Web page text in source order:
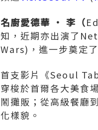
名廚愛德華 • 李（
知，近期亦出演了
Wars)，進一步奠定
首支影片《Seoul
穿梭於首爾各大美食
鬧攤販；從高級餐廳
化樣貌。